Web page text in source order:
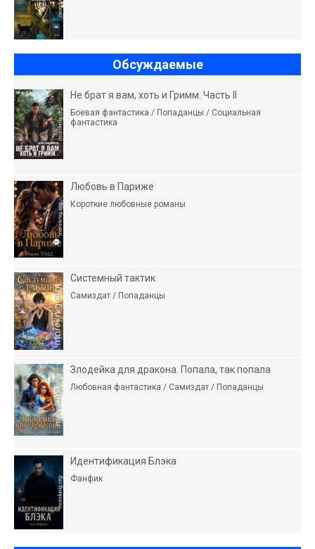
Обсуждаемые
Не брат я вам, хоть и Гримм. Часть II
Боевая фантастика / Попаданцы / Социальная
фантастика
Любовь в Париже
Короткие любовные романы
Системный тактик
Самиздат / Попаданцы
Злодейка для дракона. Попала, так попала
Любовная фантастика / Самиздат / Попаданцы
Идентификация Блэка
Фанфик